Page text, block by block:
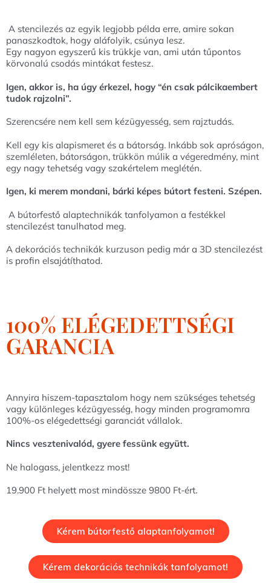
A stencilezés az egyik legjobb példa erre, amire sokan
panaszkodtok, hogy aláfolyik, csúnya lesz.
Egy nagyon egyszerű kis trükkje van, ami után tűpontos
körvonalú csodás mintákat festesz.
Igen, akkor is, ha úgy érkezel, hogy “én csak pálcikaembert
tudok rajzolni”.
Szerencsére nem kell sem kézügyesség, sem rajztudás.
Kell egy kis alapismeret és a bátorság. Inkább sok apróságon,
szemléleten, bátorságon, trükkön múlik a végeredmény, mint
egy nagy tehetség vagy szakértelem meglétén.
Igen, ki merem mondani, bárki képes bútort festeni. Szépen.
A bútorfestő alaptechnikák tanfolyamon a festékkel
stencilezést tanulhatod meg.
A dekorációs technikák kurzuson pedig már a 3D stencilezést
is profin elsajátíthatod.
100% ELÉGEDETTSÉGI
GARANCIA
Annyira hiszem-tapasztalom hogy nem szükséges tehetség
vagy különleges kézügyesség, hogy minden programomra
100%-os elégedettségi garanciát vállalok.
Nincs vesztenivalód, gyere fessünk együtt.
Ne halogass, jelentkezz most!
19.900 Ft helyett most mindössze 9800 Ft-ért.
Kérem bútorfestő alaptanfolyamot!
Kérem dekorációs technikák tanfolyamot!